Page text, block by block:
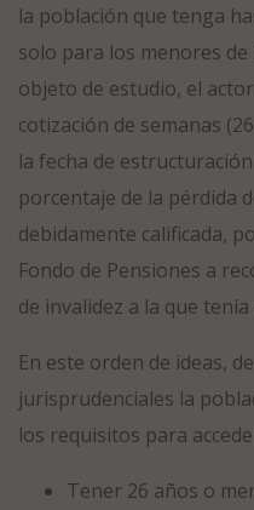
la población que tenga
solo para los menores de
objeto de estudio, el
cotización de semanas
la fecha de
porcentaje de la pérdida
debidamente calificada,
Fondo de Pensiones a
de invalidez a la que
En este orden de ideas,
jurisprudenciales la
los requisitos para
Tener 26 años o